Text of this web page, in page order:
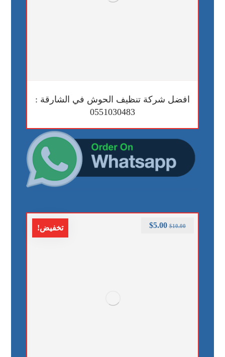
افضل شركة تنظيف الحوش في الشارقة :
0551030483
تخفيض! $10.00
$5.00